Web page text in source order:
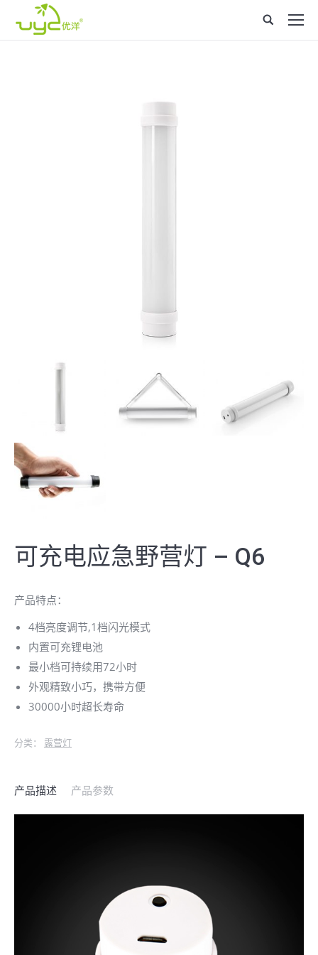
Site
search:
可充电应急野营灯 – Q6
产品特点：
4档亮度调节,1档闪光模式
内置可充锂电池
最小档可持续用72小时
外观精致小巧，携带方便
30000小时超长寿命
分类： 露营灯
产品描述 产品参数